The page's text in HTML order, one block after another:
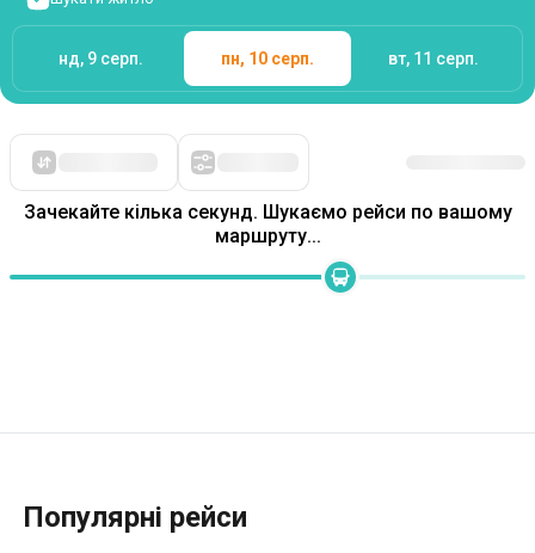
Зачекайте кілька секунд. Шукаємо рейси по вашому
маршруту...
Популярні рейси